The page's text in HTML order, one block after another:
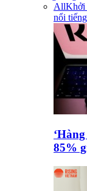
AllKhởi
nổi tiếng
85%